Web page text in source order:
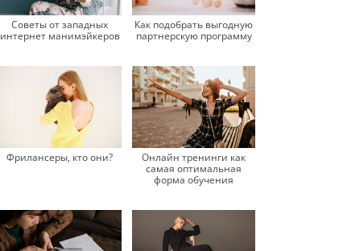
Советы от западных
интернет манимэйкеров
Как подобрать выгодную
партнерскую программу
Фрилансеры, кто они?
Онлайн тренинги как
самая оптимальная
форма обучения